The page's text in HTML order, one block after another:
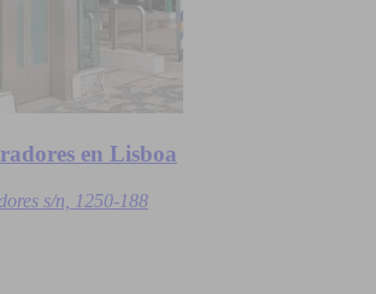
en Lisboa
s/n, 1250-188